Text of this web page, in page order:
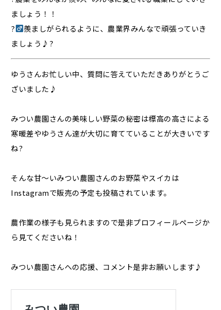
ましょう！！
?‍
羨ましがられるように、農業界みんなで頑張っていき
ましょう♪?
ゆうさんお忙しい中、質問に答えていただきありがとうご
ざいました♪
みつい農園さんの美味しい野菜の秘密は標高の高さによる
寒暖差やゆうさん達が大切に育てていることが大きいです
ね?
そんな甘～いみつい農園さんのお野菜やスイカは
Instagramで販売の予定も投稿されています。
農作業の様子も見られますので是非プロフィールページか
ら見てくださいね！
みつい農園さんへの応援、コメント是非お願いします♪